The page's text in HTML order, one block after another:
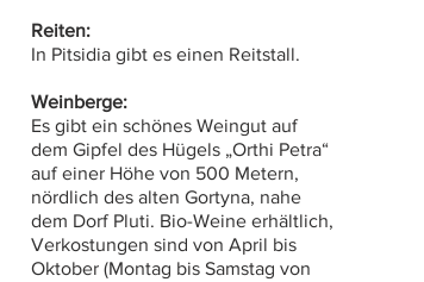
Reiten:
In Pitsidia gibt es einen Reitstall.
Weinberge:
Es gibt ein schönes Weingut auf
dem Gipfel des Hügels „Orthi Petra“
auf einer Höhe von 500 Metern,
nördlich des alten Gortyna, nahe
dem Dorf Pluti. Bio-Weine erhältlich,
Verkostungen sind von April bis
Oktober (Montag bis Samstag von